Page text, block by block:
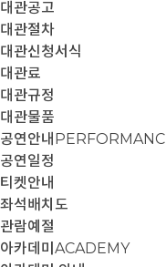
대관공고
대관절차
대관신청서식
대관료
대관규정
대관물품
공연안내
공연일정
티켓안내
좌석배치도
관람예절
아카데미 ACADEMY